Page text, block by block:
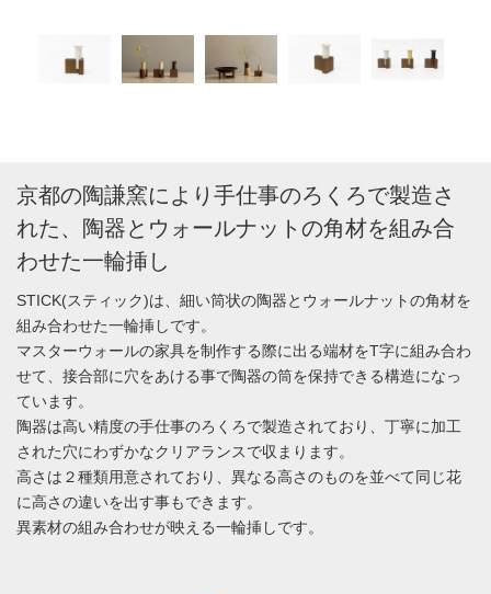
京都の陶謙窯により手仕事のろくろで製造さ
れた、陶器とウォールナットの角材を組み合
わせた一輪挿し
STICK(スティック)は、細い筒状の陶器とウォールナットの角材を
組み合わせた一輪挿しです。
マスターウォールの家具を制作する際に出る端材をT字に組み合わ
せて、接合部に穴をあける事で陶器の筒を保持できる構造になっ
ています。
陶器は高い精度の手仕事のろくろで製造されており、丁寧に加工
された穴にわずかなクリアランスで収まります。
高さは２種類用意されており、異なる高さのものを並べて同じ花
に高さの違いを出す事もできます。
異素材の組み合わせが映える一輪挿しです。